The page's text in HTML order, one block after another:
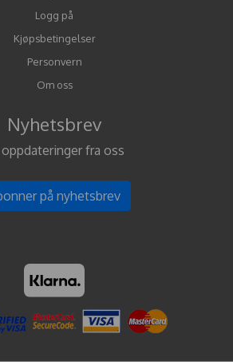
Logg på
Kjøpsbetingelser
Personvern
Om oss
Nyhetsbrev
oppdateringer fra oss
på nyhetsbrev